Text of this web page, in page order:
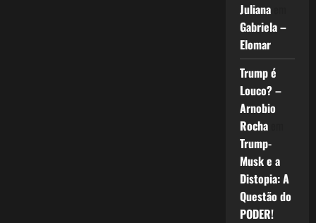
Julianaem
Gabriela –
Elomar
Trump é
Louco? –
Arnobio
Rochaem
Trump-
Musk e a
Distopia: A
Questão do
PODER!